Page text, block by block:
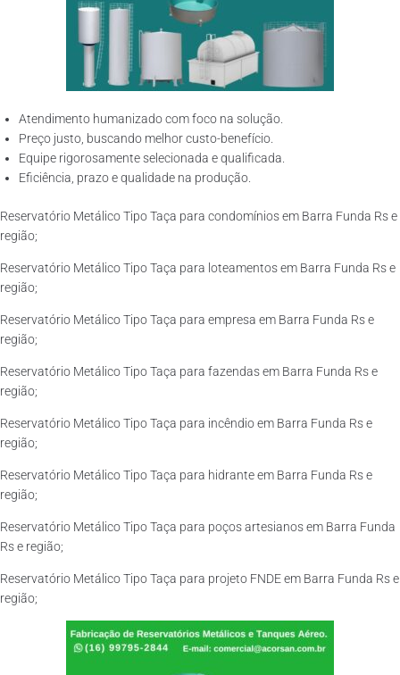
Atendimento humanizado com foco na solução.
Preço justo, buscando melhor custo-benefício.
Equipe rigorosamente selecionada e qualificada.
Eficiência, prazo e qualidade na produção.
Reservatório Metálico Tipo Taça para condomínios em Barra Funda Rs e
região;
Reservatório Metálico Tipo Taça para loteamentos em Barra Funda Rs e
região;
Reservatório Metálico Tipo Taça para empresa em Barra Funda Rs e
região;
Reservatório Metálico Tipo Taça para fazendas em Barra Funda Rs e
região;
Reservatório Metálico Tipo Taça para incêndio em Barra Funda Rs e
região;
Reservatório Metálico Tipo Taça para hidrante em Barra Funda Rs e
região;
Reservatório Metálico Tipo Taça para poços artesianos em Barra Funda
Rs e região;
Reservatório Metálico Tipo Taça para projeto FNDE em Barra Funda Rs e
região;